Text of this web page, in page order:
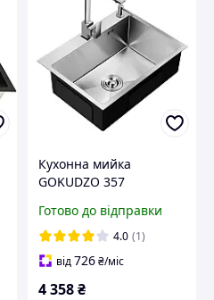
Кухонна мийка
GOKUDZO 357
чашу з неіржавкої
сталі марки AISI 304 з
кріпленнями ТМ
"GOKUDZO"
Готово до відправки
4.0 (1)
від726₴/міс
4 358₴